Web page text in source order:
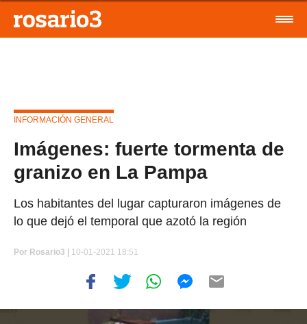
INFORMACIÓN GENERAL
Imágenes: fuerte tormenta de
granizo en La Pampa
Los habitantes del lugar capturaron imágenes de
lo que dejó el temporal que azotó la región
Por Rosario3 | 10-01-2021 18:51